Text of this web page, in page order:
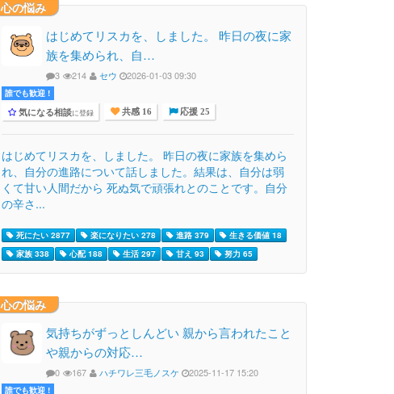
心の悩み
はじめてリスカを、しました。 昨日の夜に家
族を集められ、自…
3 214 セウ 2026-01-03 09:30
誰でも歓迎 !
気になる相談に登録 共感 16 応援 25
はじめてリスカを、しました。 昨日の夜に家族を集めら
れ、自分の進路について話しました。結果は、自分は弱
くて甘い人間だから 死ぬ気で頑張れとのことです。自分
の辛さ...
死にたい 2877 楽になりたい 278 進路 379
生きる価値 18
家族 338
心配 188 生活 297 甘え 93 努力 65
心の悩み
気持ちがずっとしんどい 親から言われたこと
や親からの対応…
0 167 ハチワレ三毛ノスケ 2025-11-17 15:20
誰でも歓迎 !